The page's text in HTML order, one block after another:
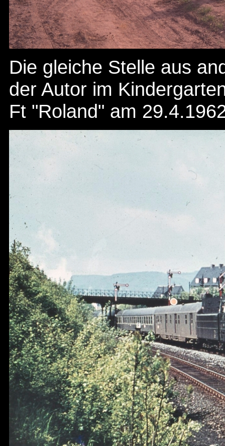
Die gleiche Stelle aus
der Autor im
Ft "Roland" am